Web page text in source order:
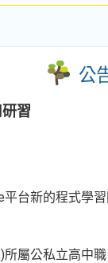
公
習
台新的程式學
屬公私立高中